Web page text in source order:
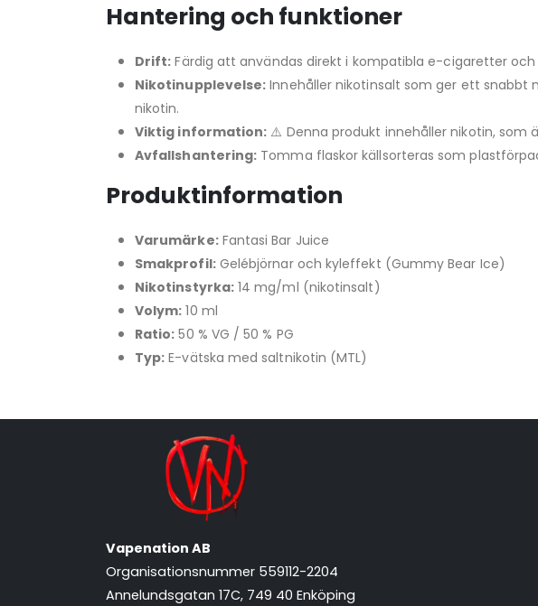
Hantering och funktioner
Drift: Färdig att användas direkt i kompatibla e-cigaretter
Nikotinupplevelse: Innehåller nikotinsalt som ger ett snabbt
nikotin.
Viktig information: ⚠️ Denna produkt innehåller nikotin, som
Avfallshantering: Tomma flaskor källsorteras som
Produktinformation
Varumärke:Fantasi Bar Juice
Smakprofil:Gelébjörnar och kyleffekt (Gummy Bear Ice)
Nikotinstyrka:14 mg/ml (nikotinsalt)
Volym: 10 ml
Ratio: 50 % VG / 50 % PG
Typ: E-vätska med saltnikotin (MTL)
Vapenation AB
Organisationsnummer 559112-2204
Annelundsgatan 17C, 749 40 Enköping